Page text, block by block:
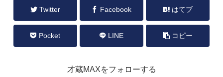
Twitter Facebook はてブ
Pocket LINE コピー
才蔵MAXをフォローする